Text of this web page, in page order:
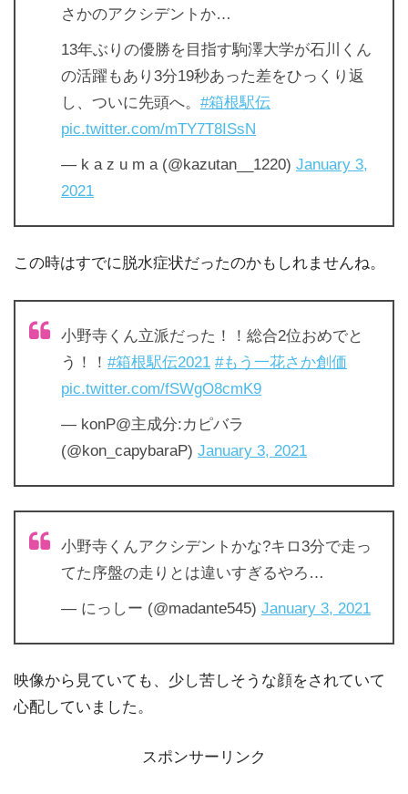
さかのアクシデントか…
13年ぶりの優勝を目指す駒澤大学が石川くん
の活躍もあり3分19秒あった差をひっくり返
し、ついに先頭へ。 #箱根駅伝
pic.twitter.com/mTY7T8ISsN
— k a z u m a (@kazutan__1220) January 3,
2021
この時はすでに脱水症状だったのかもしれませんね。
小野寺くん立派だった！！総合2位おめでと
う！！ #箱根駅伝2021 #もう一花さか創価
pic.twitter.com/fSWgO8cmK9
— konP@主成分:カピバラ
(@kon_capybaraP) January 3, 2021
小野寺くんアクシデントかな?キロ3分で走っ
てた序盤の走りとは違いすぎるやろ…
— にっしー (@madante545) January 3, 2021
映像から見ていても、少し苦しそうな顔をされていて
心配していました。
スポンサーリンク